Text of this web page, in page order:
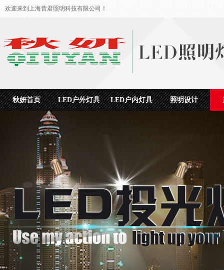
欢迎来到上海昔君照明科技有限公司！
秋妍首页 LED户外灯具 LED户内灯具 照明设计